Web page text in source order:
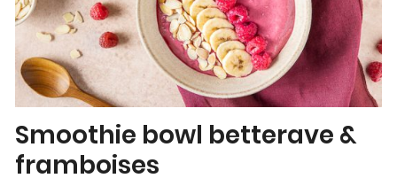
Smoothie bowl betterave &
framboises